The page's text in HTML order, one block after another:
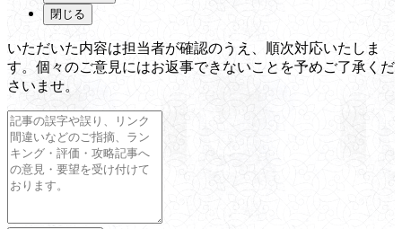
閉じる
いただいた内容は担当者が確認のうえ、順次対応いたしま
す。個々のご意見にはお返事できないことを予めご了承くだ
さいませ。